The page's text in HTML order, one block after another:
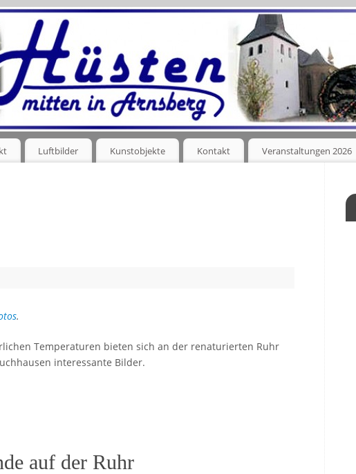
Luftbilder Kunstobjekte Kontakt Veranstaltungen 2026
.
Temperaturen bieten sich an der renaturierten Ruhr
interessante Bilder.
auf der Ruhr